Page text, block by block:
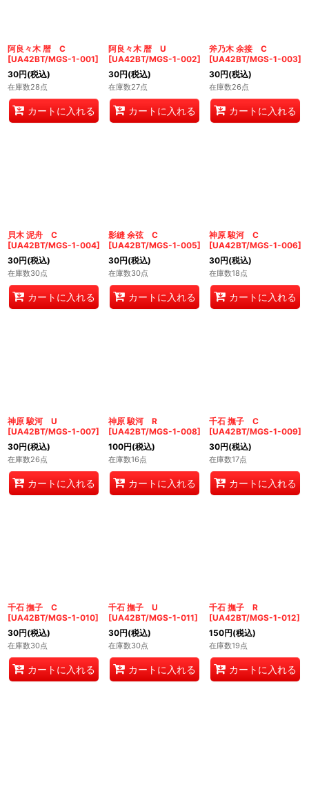
阿良々木 暦 C
[UA42BT/MGS-1-001]
30円(税込)
在庫数28点
カートに入れる
阿良々木 暦 U
[UA42BT/MGS-1-002]
30円(税込)
在庫数27点
カートに入れる
斧乃木 余接 C
[UA42BT/MGS-1-003]
30円(税込)
在庫数26点
カートに入れる
貝木 泥舟 C
[UA42BT/MGS-1-004]
30円(税込)
在庫数30点
カートに入れる
影縫 余弦 C
[UA42BT/MGS-1-005]
30円(税込)
在庫数30点
カートに入れる
神原 駿河 C
[UA42BT/MGS-1-006]
30円(税込)
在庫数18点
カートに入れる
神原 駿河 U
[UA42BT/MGS-1-007]
30円(税込)
在庫数26点
カートに入れる
神原 駿河 R
[UA42BT/MGS-1-008]
100円(税込)
在庫数16点
カートに入れる
千石 撫子 C
[UA42BT/MGS-1-009]
30円(税込)
在庫数17点
カートに入れる
千石 撫子 C
[UA42BT/MGS-1-010]
30円(税込)
在庫数30点
カートに入れる
千石 撫子 U
[UA42BT/MGS-1-011]
30円(税込)
在庫数30点
カートに入れる
千石 撫子 R
[UA42BT/MGS-1-012]
150円(税込)
在庫数19点
カートに入れる